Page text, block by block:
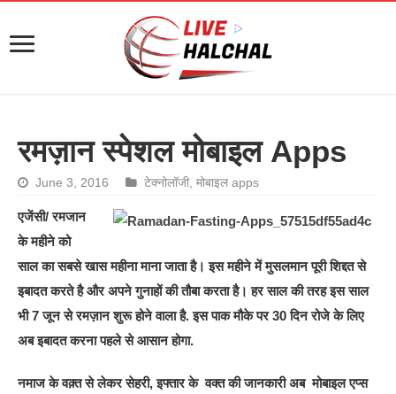
रमज़ान स्पेशल मोबाइल Apps
June 3, 2016 टेक्नोलॉजी ,मोबाइल apps
एजेंसी/ रमजान
के महीने को
साल का सबसे खास महीना माना जाता है। इस महीने में मुसलमान पूरी शिद्दत से
इबादत करते है और अपने गुनाहों की तौबा करता है। हर साल की तरह इस साल
भी 7 जून से रमज़ान शुरू होने वाला है. इस पाक मौके पर 30 दिन रोजे के लिए
अब इबादत करना पहले से आसान होगा.
नमाज के वक़्त से लेकर सेहरी, इफ्तार के वक्त की जानकारी अब मोबाइल एप्स